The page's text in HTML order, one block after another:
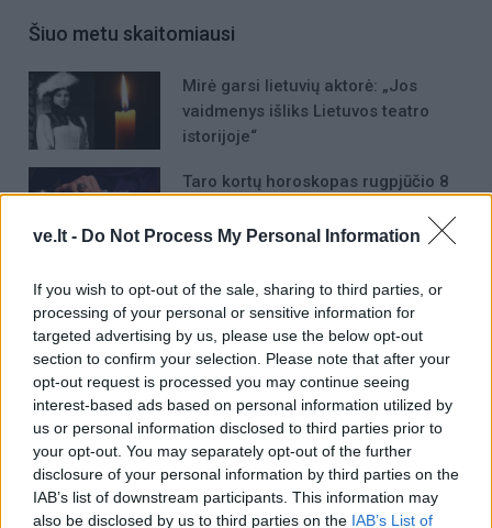
ve.lt - Do Not Process My Personal Information
If you wish to opt-out of the sale, sharing to third parties, or
processing of your personal or sensitive information for
targeted advertising by us, please use the below opt-out
section to confirm your selection. Please note that after your
opt-out request is processed you may continue seeing
interest-based ads based on personal information utilized by
us or personal information disclosed to third parties prior to
your opt-out. You may separately opt-out of the further
disclosure of your personal information by third parties on the
IAB’s list of downstream participants. This information may
also be disclosed by us to third parties on the IAB’s List of
Šiuo metu skaitomiausi
Mirė garsi lietuvių aktorė: „Jos
vaidmenys išliks Lietuvos teatro
istorijoje“
Taro kortų horoskopas rugpjūčio 8
Vėžiams — emocijos
rankinio“: vilkiko puspriekabės ratai
pakilo į orą
Raktažodžiai plastikiniai maišeliai